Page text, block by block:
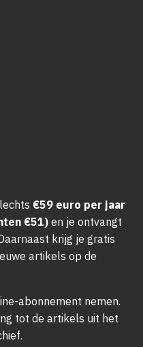
€59 euro per jaar
€51) en je ontvangt
krijg je gratis
artikels op de
abonnement nemen.
tot de artikels uit het